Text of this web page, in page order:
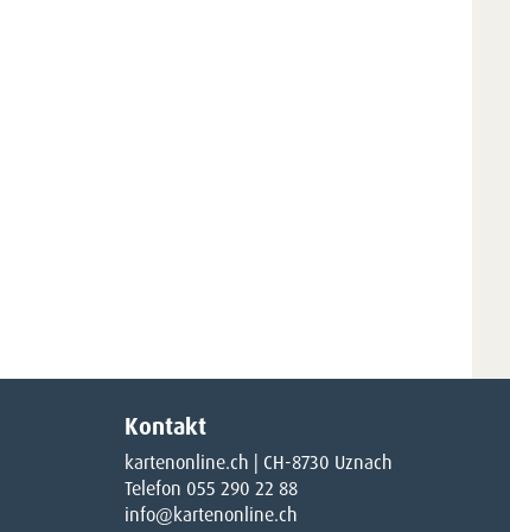
Kontakt
kartenonline.ch | CH-8730 Uznach
Telefon 055 290 22 88
info@kartenonline.ch